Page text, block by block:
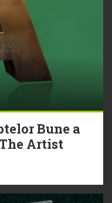
Bune a
Artist